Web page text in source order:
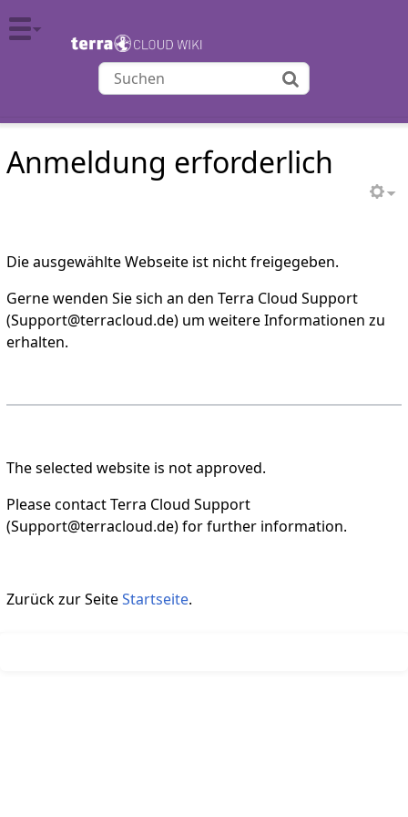
Anmeldung erforderlich
Die ausgewählte Webseite ist nicht freigegeben.
Gerne wenden Sie sich an den Terra Cloud Support
(Support@terracloud.de) um weitere Informationen zu
erhalten.
The selected website is not approved.
Please contact Terra Cloud Support
(Support@terracloud.de) for further information.
Zurück zur SeiteStartseite.